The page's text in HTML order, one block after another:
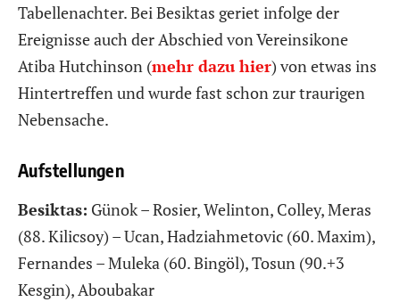
Tabellenachter. Bei Besiktas geriet infolge der
Ereignisse auch der Abschied von Vereinsikone
Atiba Hutchinson (mehr dazu hier) von etwas ins
Hintertreffen und wurde fast schon zur traurigen
Nebensache.
Aufstellungen
Besiktas: Günok – Rosier, Welinton, Colley, Meras
(88. Kilicsoy) – Ucan, Hadziahmetovic (60. Maxim),
Fernandes – Muleka (60. Bingöl), Tosun (90.+3
Kesgin), Aboubakar